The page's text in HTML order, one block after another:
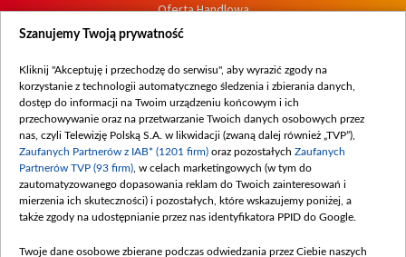
Oferta Handlowa
Dostępność
Procedura zgłoszeń wewnętrznych
Szanujemy Twoją prywatność
Kliknij "Akceptuję i przechodzę do serwisu", aby wyrazić zgody na
korzystanie z technologii automatycznego śledzenia i zbierania danych,
dostęp do informacji na Twoim urządzeniu końcowym i ich
przechowywanie oraz na przetwarzanie Twoich danych osobowych przez
nas, czyli Telewizję Polską S.A. w likwidacji (zwaną dalej również „TVP”),
Zaufanych Partnerów z IAB* (1201 firm) oraz pozostałych Zaufanych
Partnerów TVP (93 firm) , w celach marketingowych (w tym do
zautomatyzowanego dopasowania reklam do Twoich zainteresowań i
mierzenia ich skuteczności) i pozostałych, które wskazujemy poniżej, a
także zgody na udostępnianie przez nas identyfikatora PPID do Google.
Twoje dane osobowe zbierane podczas odwiedzania przez Ciebie naszych